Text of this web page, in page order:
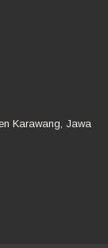
Karawang, Jawa